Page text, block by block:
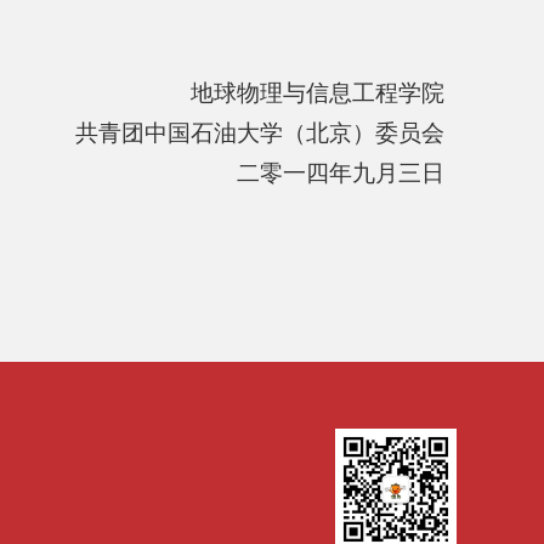
地球物理与信息工程学院
共青团中国石油大学（北京）委员会
二零一四年九月三日